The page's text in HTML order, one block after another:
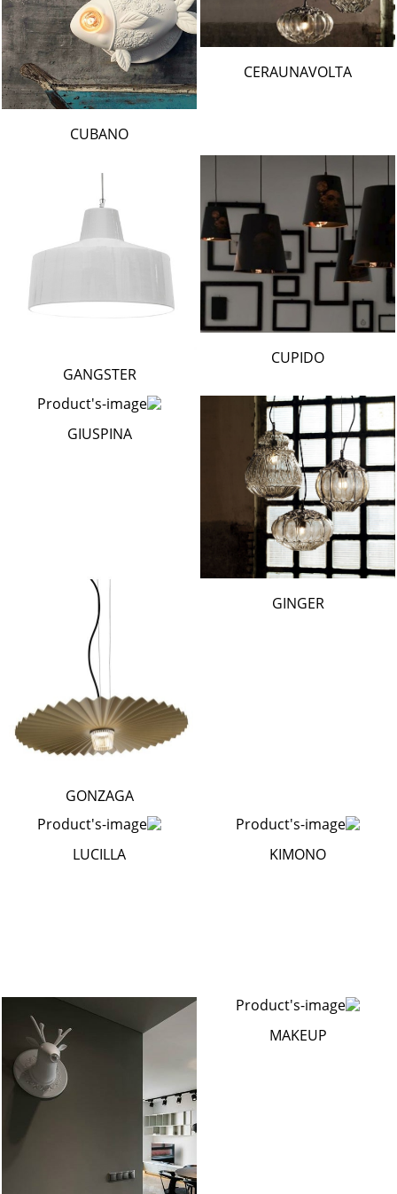
CERAUNAVOLTA
CUBANO
CUPIDO
GANGSTER
GINGER
GIUSPINA
GONZAGA
KIMONO
LUCILLA
MAKEUP